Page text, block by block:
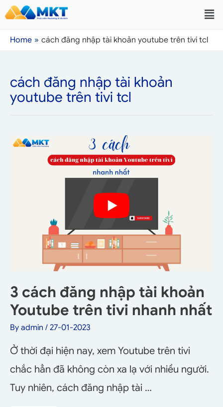
Home cách đăng nhập tài khoản youtube trên tivi tcl
cách đăng nhập tài khoản
youtube trên tivi tcl
3 cách đăng nhập tài khoản
Youtube trên tivi nhanh nhất
By admin / 27-01-2023
Ở thời đại hiện nay, xem Youtube trên tivi
chắc hẳn đã không còn xa lạ với nhiều người.
Tuy nhiên, cách đăng nhập tài …